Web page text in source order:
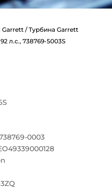
Garrett/ Турбина Garrett
л.с., 738769-5003S
0003